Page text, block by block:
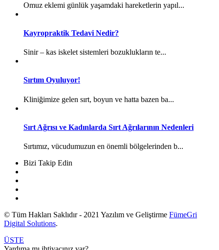
Omuz eklemi günlük yaşamdaki hareketlerin yapıl...
Kayropraktik Tedavi Nedir?
Sinir – kas iskelet sistemleri bozuklukların te...
Sırtım Oyuluyor!
Kliniğimize gelen sırt, boyun ve hatta bazen ba...
Sırt Ağrısı ve Kadınlarda Sırt Ağrılarının Nedenleri
Sırtımız, vücudumuzun en önemli bölgelerinden b...
Bizi Takip Edin
© Tüm Hakları Saklıdır - 2021 Yazılım ve Geliştirme FümeGri
Digital Solutions.
ÜSTE